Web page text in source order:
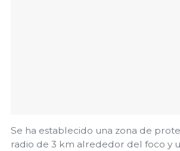
Se ha establecido una zona de
radio de 3 km alrededor del foco y